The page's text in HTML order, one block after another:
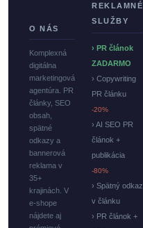
O NÁS
Komplexná
digitálna
marketingová
agentúra. PR
články, SEO
obsah,
spätné
odkazy a
bannerová
reklama v
35+
krajinách. V
e-shope
nájdete aj
REKLAMNÉ
SLUŽBY
› PR článok
ZADARMO
› Copywriting
PR článku
-20%
› AI SEO PR
článok +
publikácia
-80%
› Spätný odkaz
v článku
› PR článok +